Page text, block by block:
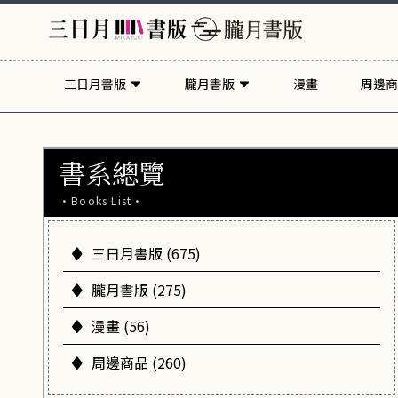
三日月書版 朧月書版 漫畫 周邊
書系總覽
·Books List·
三日月書版 (675)
朧月書版 (275)
漫畫 (56)
周邊商品 (260)